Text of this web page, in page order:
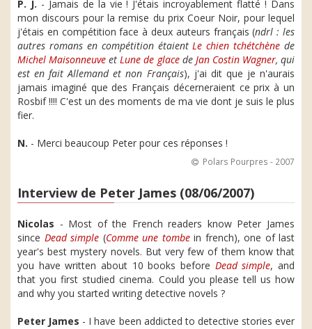
P. J. - Jamais de la vie ! J'étais incroyablement flatté ! Dans
mon discours pour la remise du prix Coeur Noir, pour lequel
j'étais en compétition face à deux auteurs français (ndrl : les
autres romans en compétition étaient Le chien tchétchène de
Michel Maisonneuve et Lune de glacede Jan Costin Wagner, qui
est en fait Allemand et non Français), j'ai dit que je n'aurais
jamais imaginé que des Français décerneraient ce prix à un
Rosbif !!!! C'est un des moments de ma vie dont je suis le plus
fier.
N. - Merci beaucoup Peter pour ces réponses !
Polars Pourpres - 2007
Interview de Peter James (08/06/2007)
Nicolas - Most of the French readers know Peter James
since Dead simple (Comme une tombein french), one of last
year's best mystery novels. But very few of them know that
you have written about 10 books before Dead simple, and
that you first studied cinema. Could you please tell us how
and why you started writing detective novels ?
Peter James - I have been addicted to detective stories ever